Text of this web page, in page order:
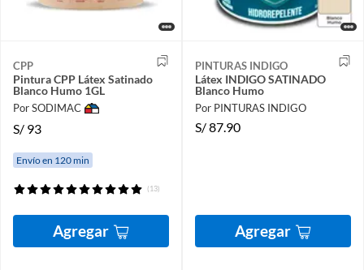
CPP
Pintura CPP Látex Satinado
Blanco Humo 1GL
Por SODIMAC
S/ 93
Envío en 120 min
(13)
Agregar
PINTURAS INDIGO
Látex INDIGO SATINADO
Blanco Humo
Por PINTURAS INDIGO
S/87.90
Agregar